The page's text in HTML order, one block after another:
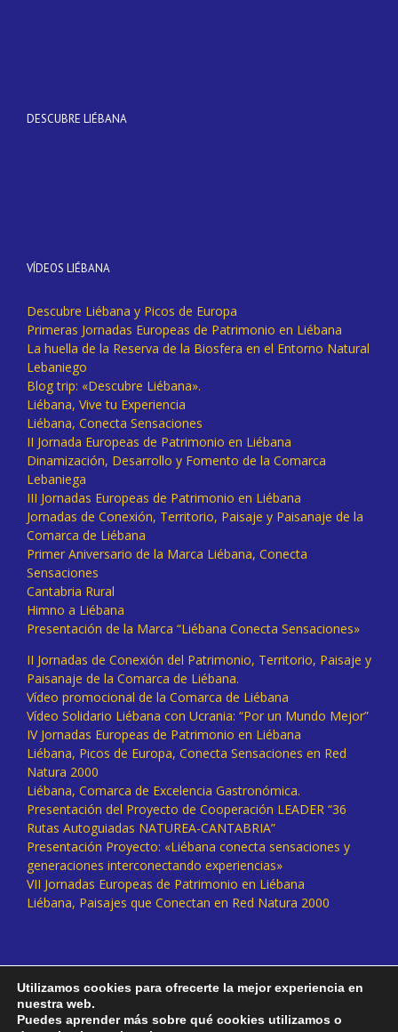
DESCUBRE LIÉBANA
VÍDEOS LIÉBANA
Descubre Liébana y Picos de Europa
Primeras Jornadas Europeas de Patrimonio en Liébana
La huella de la Reserva de la Biosfera en el Entorno Natural
Lebaniego
Blog trip: «Descubre Liébana».
Liébana, Vive tu Experiencia
Liébana, Conecta Sensaciones
II Jornada Europeas de Patrimonio en Liébana
Dinamización, Desarrollo y Fomento de la Comarca
Lebaniega
III Jornadas Europeas de Patrimonio en Liébana
Jornadas de Conexión, Territorio, Paisaje y Paisanaje de la
Comarca de Liébana
Primer Aniversario de la Marca Liébana, Conecta
Sensaciones
Cantabria Rural
Himno a Liébana
Presentación de la Marca “Liébana Conecta Sensaciones»
II Jornadas de Conexión del Patrimonio, Territorio, Paisaje y
Paisanaje de la Comarca de Liébana.
Vídeo promocional de la Comarca de Liébana
Vídeo Solidario Liébana con Ucrania: “Por un Mundo Mejor”
IV Jornadas Europeas de Patrimonio en Liébana
Liébana, Picos de Europa, Conecta Sensaciones en Red
Natura 2000
Liébana, Comarca de Excelencia Gastronómica.
Presentación del Proyecto de Cooperación LEADER “36
Rutas Autoguiadas NATUREA-CANTABRIA”
Presentación Proyecto: «Liébana conecta sensaciones y
generaciones interconectando experiencias»
VII Jornadas Europeas de Patrimonio en Liébana
Liébana, Paisajes que Conectan en Red Natura 2000
Utilizamos cookies para ofrecerte la mejor experiencia en
nuestra web.
Puedes aprender más sobre qué cookies utilizamos o